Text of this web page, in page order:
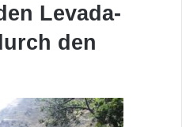
Levada-
den